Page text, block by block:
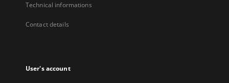
Technical informations
Contact details
User's account